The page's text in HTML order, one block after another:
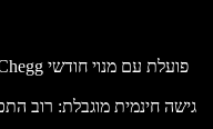
גישה חינמית מוגבלת: רוב